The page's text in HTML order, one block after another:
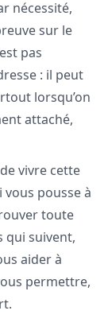
nécessité,
sur le
pas
: il peut
lorsqu’on
attaché,
vivre cette
pousse à
toute
qui suivent,
aider à
permettre,